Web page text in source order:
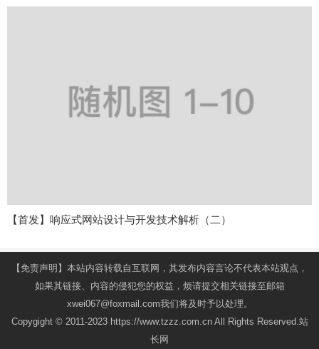
【首发】响应式网站设计与开发技术解析（二）
【免责声明】本站内容转载自互联网，其发布内容言论不代表本站观点，
如果其链接、内容的侵犯您的权益，烦请提交相关链接至邮箱
xwei067@foxmail.com我们将及时予以处理。
Copygight © 2011-2023 https://www.tzzz.com.cn All Rights Reserved.站
长网